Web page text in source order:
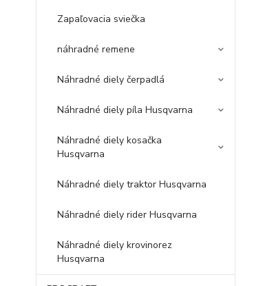
Zapaľovacia sviečka
náhradné remene
Náhradné diely čerpadlá
Náhradné diely píla Husqvarna
Náhradné diely kosačka
Husqvarna
Náhradné diely traktor Husqvarna
Náhradné diely rider Husqvarna
Náhradné diely krovinorez
Husqvarna